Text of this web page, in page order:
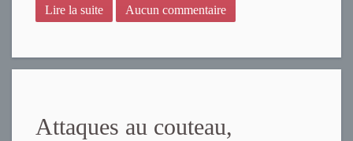
Lire la suite Aucun commentaire
Attaques au couteau,